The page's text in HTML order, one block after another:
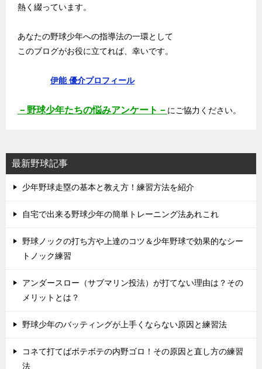
熱く綴っています。
あなたの野球少年への指導法の一環として
このブログがお役に立てれば、幸いです。
伊能 優介プロフィール
－野球少年たちの悩みアンケート－ にご協力ください。
最新野球記事
少年野球走塁の基本と教え方！練習方法を紹介
自宅で出来る野球少年の簡単トレーニング法あれこれ
野球ノックの打ち方や上達のコツ＆少年野球で効果的なシー
トノック練習
アンダースロー（サブマリン投法）が打てない理由は？その
メリットとは？
野球少年のバッティングが上手くならない原因と練習法
コネて打てばボテボテの内野ゴロ！その原因と直し方の練習
法